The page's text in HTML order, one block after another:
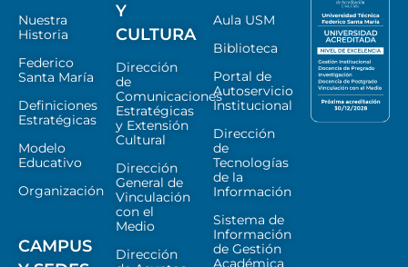
Nuestra
Historia
Federico
Santa María
Definiciones
Estratégicas
Modelo
Educativo
Organización
CAMPUS
Y
CULTURA
Dirección
de
Comunicaciones
Estratégicas
y Extensión
Cultural
Dirección
General de
Vinculación
con el
Medio
Dirección
Aula USM
Biblioteca
Portal de
Autoservicio
Institucional
Dirección
de
Tecnologías
de la
Información
Sistema de
Información
de Gestión
Académica